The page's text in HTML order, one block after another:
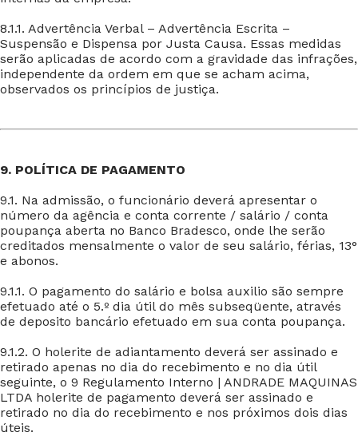
8.1.1. Advertência Verbal – Advertência Escrita –
Suspensão e Dispensa por Justa Causa. Essas medidas
serão aplicadas de acordo com a gravidade das infrações,
independente da ordem em que se acham acima,
observados os princípios de justiça.
9. POLÍTICA DE PAGAMENTO
9.1. Na admissão, o funcionário deverá apresentar o
número da agência e conta corrente / salário / conta
poupança aberta no Banco Bradesco, onde lhe serão
creditados mensalmente o valor de seu salário, férias, 13°
e abonos.
9.1.1. O pagamento do salário e bolsa auxilio são sempre
efetuado até o 5.º dia útil do mês subseqüente, através
de deposito bancário efetuado em sua conta poupança.
9.1.2. O holerite de adiantamento deverá ser assinado e
retirado apenas no dia do recebimento e no dia útil
seguinte, o 9 Regulamento Interno | ANDRADE MAQUINAS
LTDA holerite de pagamento deverá ser assinado e
retirado no dia do recebimento e nos próximos dois dias
úteis.